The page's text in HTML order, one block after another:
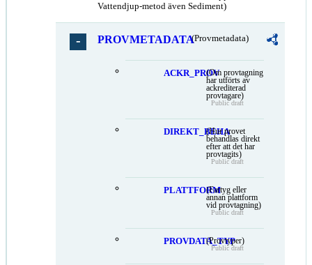
Vattendjup-metod även Sediment)
PROVMETADATA(Provmetadata)
ACKR_PROV(Om provtagning
har utförts av
ackrediterad
provtagare)
Public draft
DIREKT_BEHA
(Hur provet
behandlas direkt
efter att det har
provtagits)
Public draft
PLATTFORM(Fartyg eller
annan plattform
vid provtagning)
Public draft
PROVDATA_TYP
(Provtyper)
Public draft